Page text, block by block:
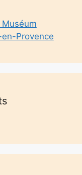
en-Provence